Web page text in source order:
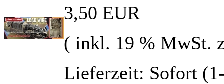
3,50 EUR
( inkl. 19 % MwSt.
Lieferzeit: Sofort